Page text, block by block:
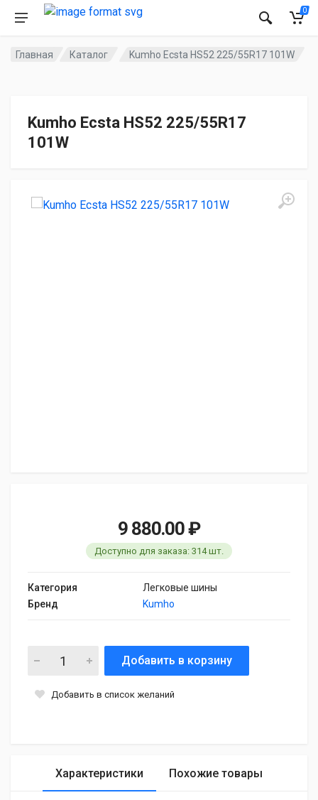
0
Главная Каталог Kumho Ecsta HS52 225/55R17 101W
Kumho Ecsta HS52 225/55R17
101W
9 880.00 ₽
Доступно для заказа: 314 шт.
Категория
Легковые шины
Бренд
Kumho
Добавить в корзину
Добавить в список желаний
Характеристики Похожие товары